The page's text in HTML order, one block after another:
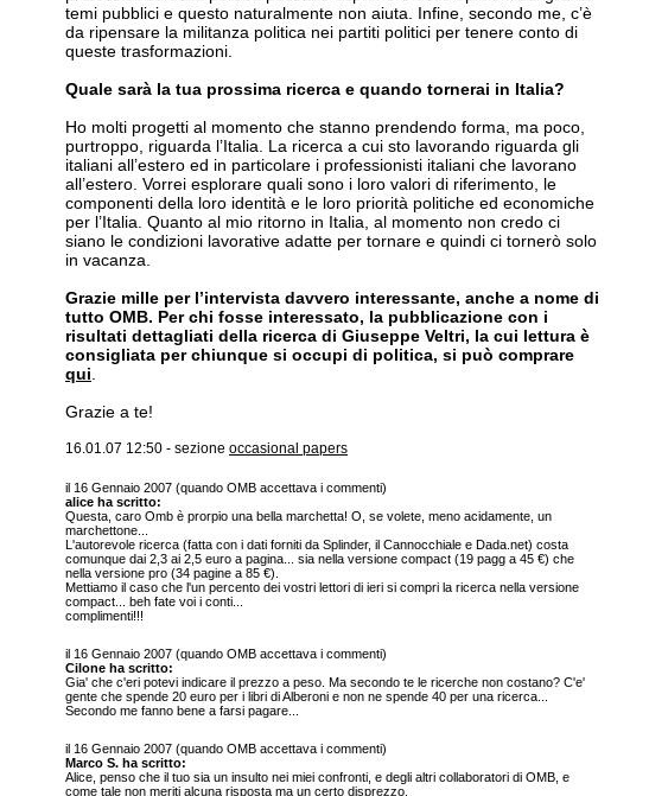
temi pubblici e questo naturalmente non aiuta. Infine, secondo me, c’è
da ripensare la militanza politica nei partiti politici per tenere conto di
queste trasformazioni.
Quale sarà la tua prossima ricerca e quando tornerai in Italia?
Ho molti progetti al momento che stanno prendendo forma, ma poco,
purtroppo, riguarda l’Italia. La ricerca a cui sto lavorando riguarda gli
italiani all’estero ed in particolare i professionisti italiani che lavorano
all’estero. Vorrei esplorare quali sono i loro valori di riferimento, le
componenti della loro identità e le loro priorità politiche ed economiche
per l’Italia. Quanto al mio ritorno in Italia, al momento non credo ci
siano le condizioni lavorative adatte per tornare e quindi ci tornerò solo
in vacanza.
Grazie mille per l’intervista davvero interessante, anche a nome di
tutto OMB. Per chi fosse interessato, la pubblicazione con i
risultati dettagliati della ricerca di Giuseppe Veltri, la cui lettura è
consigliata per chiunque si occupi di politica, si può comprare
qui
Grazie a te!
16.01.07 12:50 - sezione occasional papers
il 16 Gennaio 2007 (quando OMB accettava i commenti)
alice ha scritto:
Questa, caro Omb è prorpio una bella marchetta! O, se volete, meno acidamente, un
marchettone...
L'autorevole ricerca (fatta con i dati forniti da Splinder, il Cannocchiale e Dada.net) costa
comunque dai 2,3 ai 2,5 euro a pagina... sia nella versione compact (19 pagg a 45 €) che
nella versione pro (34 pagine a 85 €).
Mettiamo il caso che l'un percento dei vostri lettori di ieri si compri la ricerca nella versione
compact... beh fate voi i conti...
complimenti!!!
il 16 Gennaio 2007 (quando OMB accettava i commenti)
Cilone ha scritto:
Gia' che c'eri potevi indicare il prezzo a peso. Ma secondo te le ricerche non costano? C'e'
gente che spende 20 euro per i libri di Alberoni e non ne spende 40 per una ricerca...
Secondo me fanno bene a farsi pagare...
il 16 Gennaio 2007 (quando OMB accettava i commenti)
Marco S. ha scritto:
Alice, penso che il tuo sia un insulto nei miei confronti, e degli altri collaboratori di OMB, e
come tale non meriti alcuna risposta ma un certo disprezzo.